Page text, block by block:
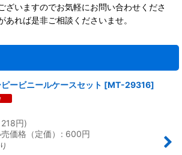
ざいますのでお気軽にお問い合わせくださ
あれば是非ご相談くださいませ。
ービニールケースセット [MT-29316]
218円)
価格（定価）
: 600円